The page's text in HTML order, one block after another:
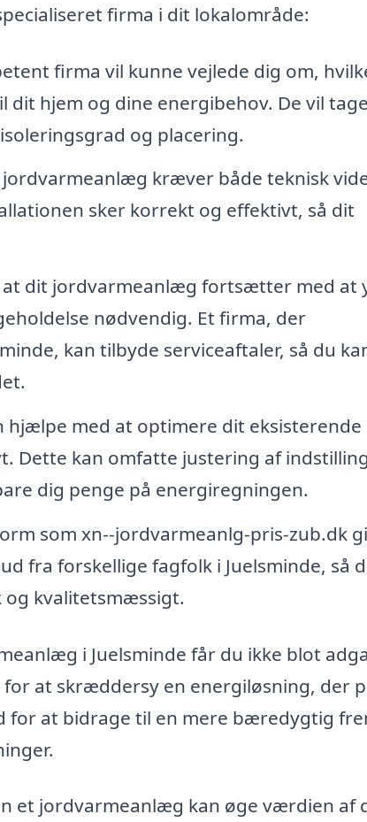
firma i dit lokalområde:
firma vil kunne vejlede dig om,
hjem og dine energibehov. De vil tage
og placering.
kræver både teknisk
sker korrekt og effektivt, så dit
at dit jordvarmeanlæg fortsætter med at
nødvendig. Et firma, der
kan tilbyde serviceaftaler, så du
hjælpe med at optimere dit eksisterende
Dette kan omfatte justering af
dig penge på energiregningen.
som xn--jordvarmeanlg-pris-zub.dk
fra forskellige fagfolk i Juelsminde, så
kvalitetsmæssigt.
i Juelsminde får du ikke blot
at skræddersy en energiløsning, der
for at bidrage til en mere bæredygtig
et jordvarmeanlæg kan øge værdien af